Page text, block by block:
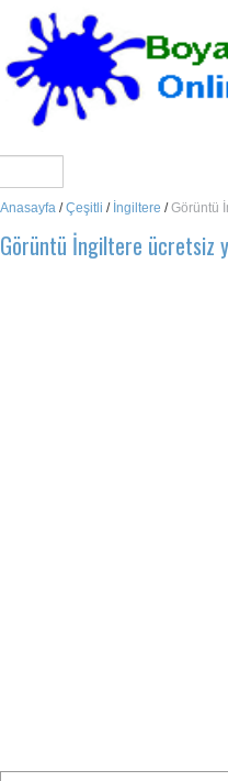
Anasayfa /Çeşitli / İngiltere /Görüntü
Görüntü İngiltere ücretsiz